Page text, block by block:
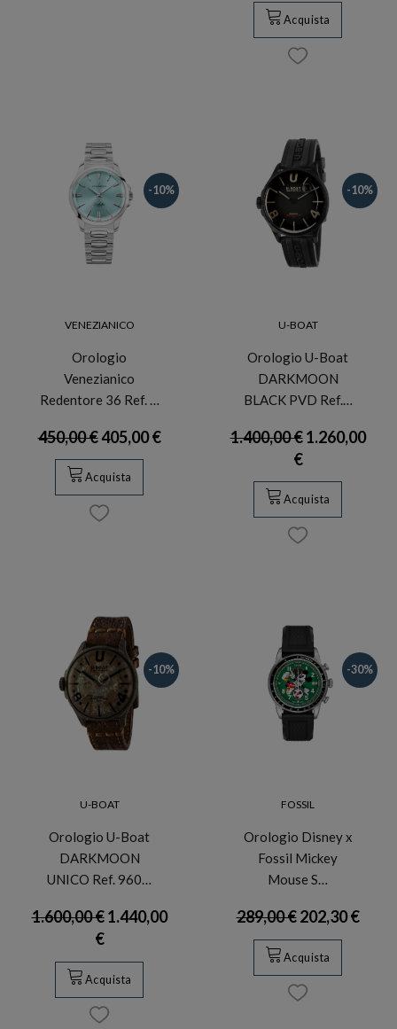
Acquista
-10%
VENEZIANICO
Orologio
Venezianico
Redentore 36 Ref. …
450,00 €405,00 €
Acquista
-10%
U-BOAT
Orologio U-Boat
DARKMOON
BLACK PVD Ref.…
1.400,00 €1.260,00
€
Acquista
-10%
U-BOAT
Orologio U-Boat
DARKMOON
UNICO Ref. 960…
1.600,00 €1.440,00
€
Acquista
-30%
FOSSIL
Orologio Disney x
Fossil Mickey
Mouse S…
289,00 €202,30 €
Acquista